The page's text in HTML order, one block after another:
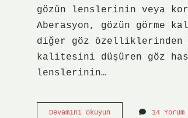
gözün lenslerinin veya
Aberasyon, gözün görme
diğer göz özelliklerinden
kalitesini düşüren göz
lenslerinin…
Devamını okuyunAberasyon
14 Yorum